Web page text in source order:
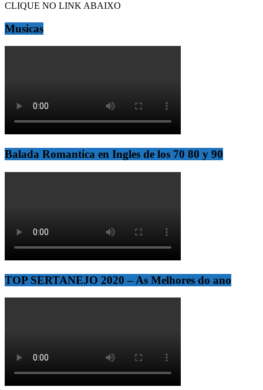
CLIQUE NO LINK ABAIXO
Musicas
Balada Romantica en Ingles de los 70 80 y 90
TOP SERTANEJO 2020 – As Melhores do ano